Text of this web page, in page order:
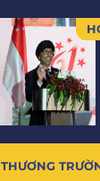
THƯƠNG